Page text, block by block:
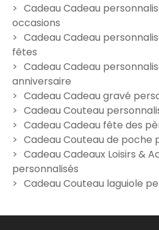
Couteau manche en frêne
à personnaliser - Modèle
24,90 €
Cadeau Cadeau
occasions
Cadeau Cadeau
fêtes
Cadeau Cadeau
anniversaire
Cadeau Cadeau gravé
Cadeau Couteau
Cadeau Cadeau fête des
Cadeau Couteau de poche
Cadeau Cadeaux Loisirs &
personnalisés
Cadeau Couteau laguiole